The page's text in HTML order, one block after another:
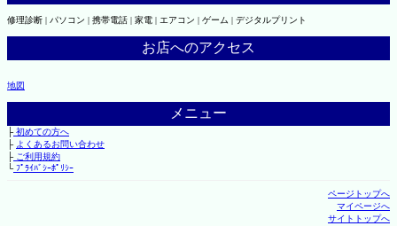
修理診断 | パソコン | 携帯電話 | 家電 | エアコン | ゲーム | デジタルプリント
お店へのアクセス
地図
メニュー
├初めての方へ
├ よくあるお問い合わせ
├ご利用規約
└ﾌﾟﾗｲﾊﾞｼｰﾎﾟﾘｼｰ
ページトップへ
マイページへ
サイトトップへ